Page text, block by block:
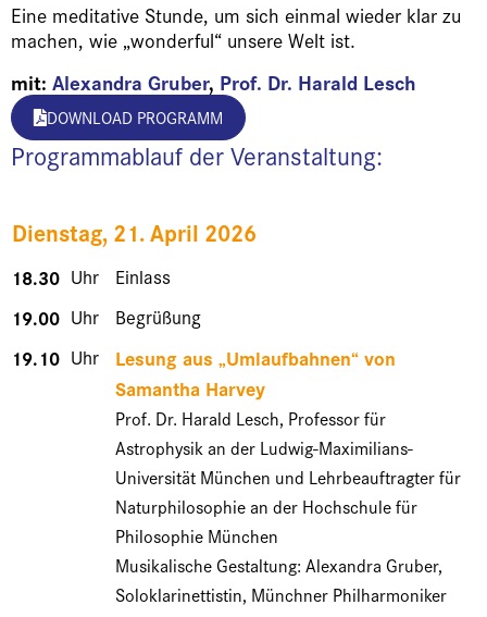
Eine meditative Stunde, um sich einmal wieder klar zu
machen, wie „wonderful“ unsere Welt ist.
mit: Alexandra Gruber, Prof. Dr. Harald Lesch
DOWNLOAD PROGRAMM
Programmablauf der Veranstaltung:
Dienstag, 21. April 2026
18.30 Uhr Einlass
19.00 Uhr Begrüßung
19.10 Uhr
Lesung aus „Umlaufbahnen“ von
Samantha Harvey
Prof. Dr. Harald Lesch, Professor für
Astrophysik an der Ludwig-Maximilians-
Universität München und Lehrbeauftragter für
Naturphilosophie an der Hochschule für
Philosophie München
Musikalische Gestaltung: Alexandra Gruber,
Soloklarinettistin, Münchner Philharmoniker